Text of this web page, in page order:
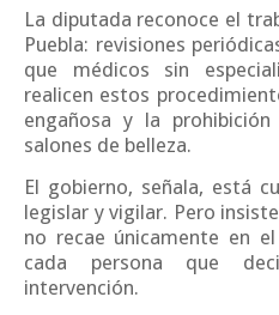
La diputada reconoce el
Puebla: revisiones
que médicos sin
realicen estos
engañosa y la
salones de belleza.
El gobierno, señala, está
legislar y vigilar. Pero
no recae únicamente en
cada persona que
intervención.